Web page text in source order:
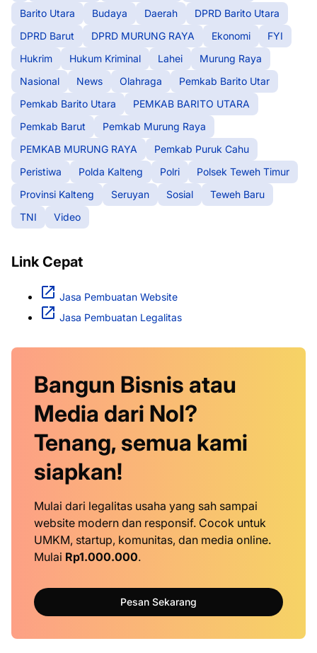
Barito Utara
Budaya Daerah
DPRD Barito Utara
DPRD Barut
DPRD MURUNG RAYA Ekonomi
FYI
Hukrim
Hukum Kriminal Lahei
Murung Raya
Nasional
News Olahraga
Pemkab Barito Utar
Pemkab Barito Utara
PEMKAB BARITO UTARA
Pemkab Barut
Pemkab Murung Raya
PEMKAB MURUNG RAYA
Pemkab Puruk Cahu
Peristiwa
Polda Kalteng Polri
Polsek Teweh Timur
Provinsi Kalteng
Seruyan Sosial
Teweh Baru
TNI
Video
Link Cepat
Jasa Pembuatan Website
Jasa Pembuatan Legalitas
Bangun Bisnis atau
Media dari Nol?
Tenang, semua kami
siapkan!
Mulai dari legalitas usaha yang sah sampai
website modern dan responsif. Cocok untuk
UMKM, startup, komunitas, dan media online.
Mulai Rp1.000.000.
Pesan Sekarang